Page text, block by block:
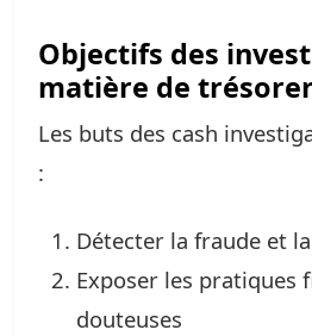
Objectifs des
matière de
Les buts des cash
:
Détecter la fraude et
Exposer les pratiques
douteuses